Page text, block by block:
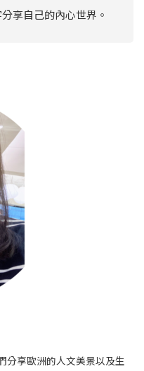
享自己的內心世界。
分享歐洲的人文美景以及生